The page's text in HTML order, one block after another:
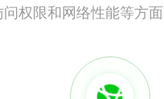
权限和网络性能等方面